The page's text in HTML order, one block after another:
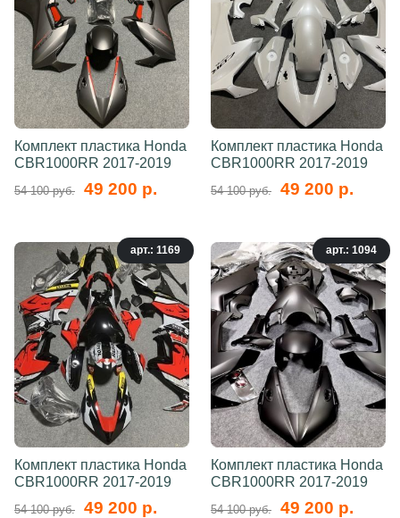
Комплект пластика Honda
CBR1000RR 2017-2019
54 100 руб. 49 200 р.
Комплект пластика Honda
CBR1000RR 2017-2019
54 100 руб. 49 200 р.
арт.: 1169
Комплект пластика Honda
CBR1000RR 2017-2019
54 100 руб. 49 200 р.
арт.: 1094
Комплект пластика Honda
CBR1000RR 2017-2019
54 100 руб. 49 200 р.